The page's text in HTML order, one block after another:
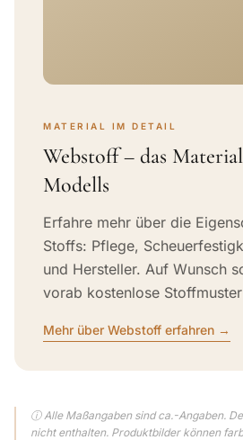
MATERIAL IM DETAIL
Webstoff – das
Modells
Erfahre mehr über die
Stoffs: Pflege,
und Hersteller. Auf Wunsch
vorab kostenlose
Mehr über Webstoff erfahren →
ⓘ Alle Maßangaben sind ca.-Angaben.
nicht enthalten. Produktbilder können